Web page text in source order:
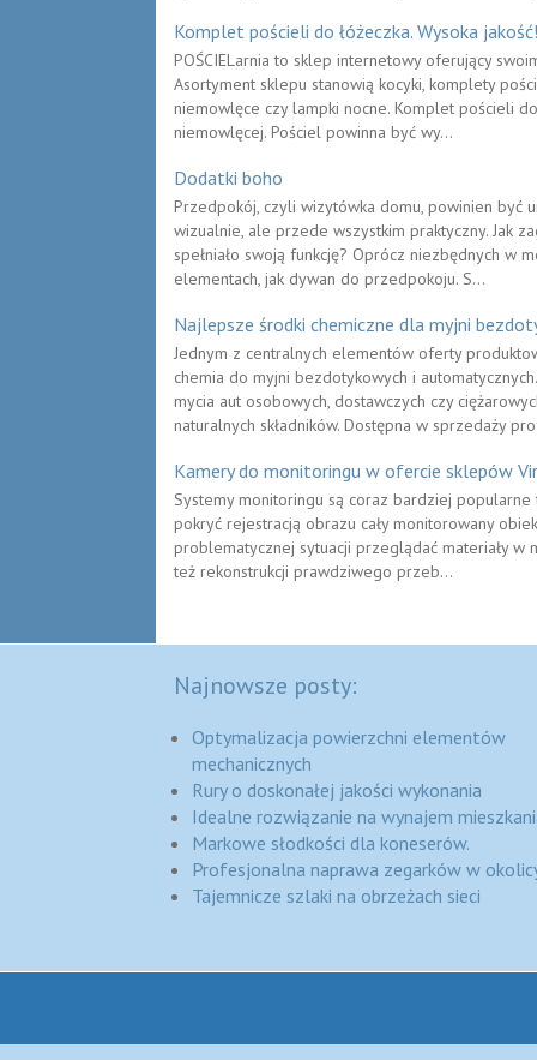
Komplet pościeli do łóżeczka. Wysoka jakość!
POŚCIELarnia to sklep internetowy oferujący
Asortyment sklepu stanowią kocyki, komplety
niemowlęce czy lampki nocne. Komplet pościeli
niemowlęcej. Pościel powinna być wy...
Dodatki boho
Przedpokój, czyli wizytówka domu, powinien być
wizualnie, ale przede wszystkim praktyczny. Jak
spełniało swoją funkcję? Oprócz niezbędnych w
elementach, jak dywan do przedpokoju. S...
Najlepsze środki chemiczne dla myjni
Jednym z centralnych elementów oferty
chemia do myjni bezdotykowych i
mycia aut osobowych, dostawczych czy
naturalnych składników. Dostępna w sprzedaży
Kamery do monitoringu w ofercie sklepów
Systemy monitoringu są coraz bardziej
pokryć rejestracją obrazu cały monitorowany
problematycznej sytuacji przeglądać materiały
też rekonstrukcji prawdziwego przeb...
Najnowsze posty:
Optymalizacja powierzchni elementów
mechanicznych
Rury o doskonałej jakości wykonania
Idealne rozwiązanie na wynajem
Markowe słodkości dla koneserów.
Profesjonalna naprawa zegarków w
Tajemnicze szlaki na obrzeżach sieci